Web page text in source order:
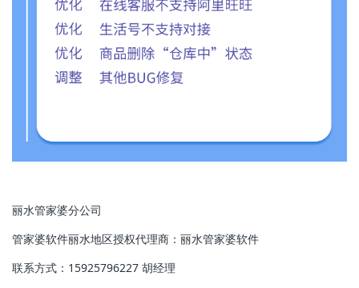
丽水管家婆分公司
管家婆软件丽水地区授权代理商： 丽水管家婆软件
联系方式：15925796227 胡经理